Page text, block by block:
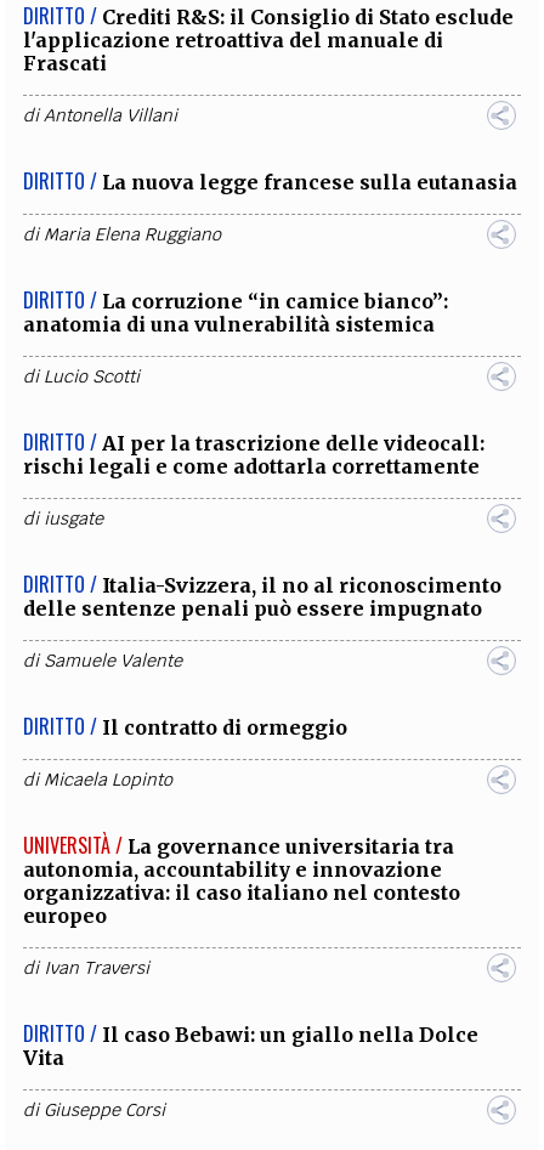
DIRITTO / Crediti R&S: il Consiglio di Stato esclude
l'applicazione retroattiva del manuale di
Frascati
diAntonella Villani
DIRITTO / La nuova legge francese sulla eutanasia
diMaria Elena Ruggiano
DIRITTO / La corruzione “in camice bianco”:
anatomia di una vulnerabilità sistemica
diLucio Scotti
DIRITTO / AI per la trascrizione delle videocall:
rischi legali e come adottarla correttamente
diiusgate
DIRITTO / Italia-Svizzera, il no al riconoscimento
delle sentenze penali può essere impugnato
diSamuele Valente
DIRITTO / Il contratto di ormeggio
diMicaela Lopinto
UNIVERSITÀ / La governance universitaria tra
autonomia, accountability e innovazione
organizzativa: il caso italiano nel contesto
europeo
di Ivan Traversi
DIRITTO / Il caso Bebawi: un giallo nella Dolce
Vita
diGiuseppe Corsi